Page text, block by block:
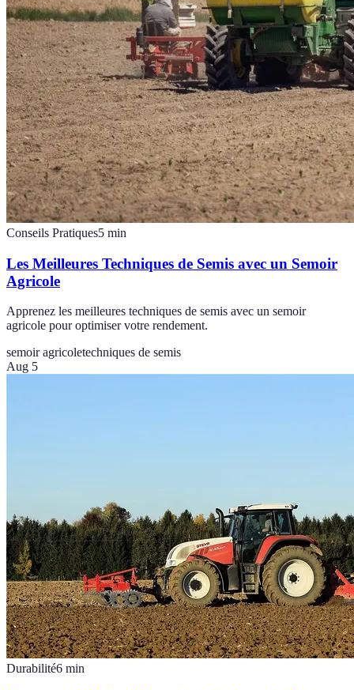
Conseils Pratiques5 min
Les Meilleures Techniques de Semis avec un Semoir
Agricole
Apprenez les meilleures techniques de semis avec un semoir
agricole pour optimiser votre rendement.
semoir agricoletechniques de semis
Aug 5
Durabilité6 min